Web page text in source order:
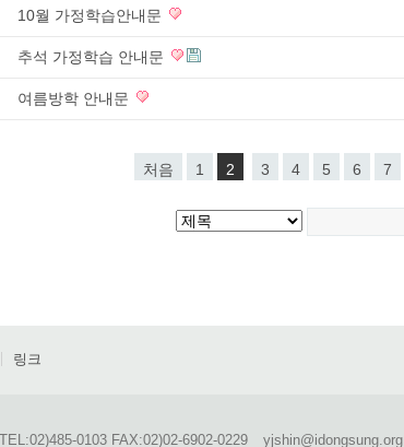
10월 가정학습안내문
추석 가정학습 안내문
여름방학 안내문
처음 1 2 3 4 5 6 7
링크
0103 FAX:02)02-6902-0229 yjshin@idongsung.org